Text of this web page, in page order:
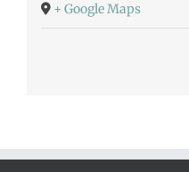
+ Google Maps